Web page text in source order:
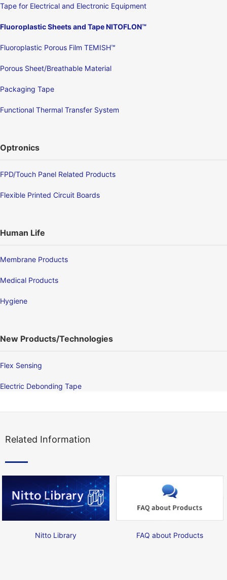
Tape for Electrical and Electronic Equipment
Fluoroplastic Sheets and Tape NITOFLON™
Fluoroplastic Porous Film TEMISH™
Porous Sheet/Breathable Material
Packaging Tape
Functional Thermal Transfer System
Optronics
FPD/Touch Panel Related Products
Flexible Printed Circuit Boards
Human Life
Membrane Products
Medical Products
Hygiene
New Products/Technologies
Flex Sensing
Electric Debonding Tape
Related Information
Nitto Library FAQ about Products